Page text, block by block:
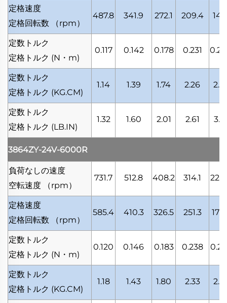
定格速度
定格回転数
（rpm）
487.8 341.9 272.1 209.4
定数トルク
定格トルク (N・m)
0.117 0.142 0.178 0.231
定数トルク
定格トルク (KG.CM)
1.14 1.39 1.74 2.26
定数トルク
定格トルク (LB.IN)
1.32 1.60 2.01 2.61
3864ZY-24V-6000R
負荷なしの速度
空転速度
（rpm）
731.7 512.8 408.2 314.1
定格速度
定格回転数
（rpm）
585.4 410.3 326.5 251.3
定数トルク
定格トルク (N・m)
0.120 0.146 0.183 0.238
定数トルク
定格トルク (KG.CM)
1.18 1.43 1.80 2.33